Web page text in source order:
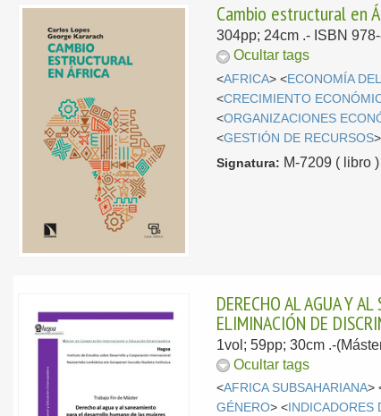
Cambio estructural en
304pp; 24cm .- ISBN
Ocultar tags
<AFRICA> <ECONOMÍA
<CRECIMIENTO
<ORGANIZACIONES
<GESTIÓN DE RECURSOS>
Signatura: M-7209 ( libro )
DERECHO AL AGUA Y
ELIMINACIÓN DE
1vol; 59pp; 30cm .-
Ocultar tags
<AFRICA SUBSAHARIANA>
GÉNERO> < INDICADORES